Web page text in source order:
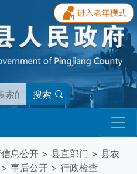
搜索
息公开 > 县直部门 > 县农
> 事后公开 > 行政检查